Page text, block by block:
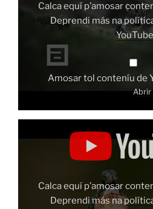
Calca equí p’amosar
Deprendi más na
YouTube
Amosar tol conteníu de
Abrir
Amosar
MARTÍN
PESCADOR"
Calca equí p’amosar
Deprendi más na